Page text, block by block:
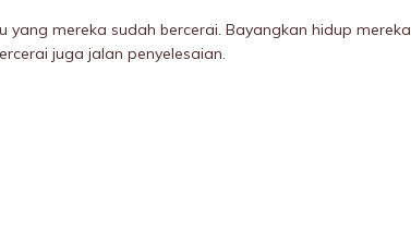
mereka sudah bercerai. Bayangkan hidup mereka
juga jalan penyelesaian.